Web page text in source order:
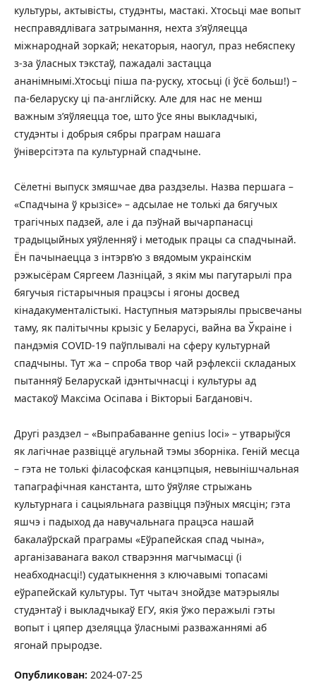
культуры, актывісты, студэнты, мастакі. Хтосьці мае вопыт
несправядлівага затрымання, нехта з’яўляецца
міжнароднай зоркай; некаторыя, наогул, праз небяспеку
з-за ўласных тэкстаў, пажадалі застацца
ананімнымі.Хтосьці піша па-руску, хтосьці (і ўсё больш!) –
па-беларуску ці па-англійску. Але для нас не менш
важным з’яўляецца тое, што ўсе яны выкладчыкі,
студэнты i добрыя сябры праграм нашага
ўніверсітэта па культурнай спадчыне.
Сёлетні выпуск змяшчае два раздзелы. Назва першага –
«Спадчына ў крызісе» – адсылае не толькі да бягучых
трагічных падзей, але і да пэўнай вычарпанасці
традыцыйных уяўленняў і методык працы са спадчынай.
Ён пачынаецца з інтэрв’ю з вядомым украінскім
рэжысёрам Сяргеем Лазніцай, з якім мы пагутарылі пра
бягучыя гістарычныя працэсы і ягоны досвед
кінадакументалістыкі. Наступныя матэрыялы прысвечаны
таму, як палітычны крызіс у Беларусі, вайна ва Ўкраіне і
пандэмія COVID-19 паўплывалі на сферу культурнай
спадчыны. Тут жа – спроба твор чай рэфлексіі складаных
пытанняў Беларускай ідэнтычнасці і культуры ад
мастакоў Максіма Осіпава і Вікторыі Багдановіч.
Другі раздзел – «Выпрабаванне genius loci» – утварыўся
як лагічнае развіццё агульнай тэмы зборніка. Геній месца
– гэта не толькі філасофская канцэпцыя, невынішчальная
тапаграфічная канстанта, што ўяўляе стрыжань
культурнага і сацыяльнага развіцця пэўных мясцін; гэта
яшчэ і падыход да навучальнага працэса нашай
бакалаўрскай праграмы «Еўрапейская спад чына»,
арганізаванага вакол стварэння магчымасці (і
неабходнасці!) судатыкнення з ключавымі топасамі
еўрапейскай культуры. Тут чытач знойдзе матэрыялы
студэнтаў і выкладчыкаў ЕГУ, якія ўжо перажылі гэты
вопыт і цяпер дзеляцца ўласнымі разважаннямі аб
ягонай прыродзе.
Опубликован: 2024-07-25